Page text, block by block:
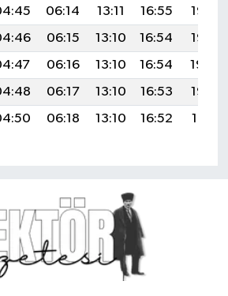
06:14 13:11 16:55
19:57
06:15 13:10 16:54
19:56
06:16 13:10 16:54
19:54
06:17 13:10 16:53
19:53
06:18 13:10 16:52 19:51